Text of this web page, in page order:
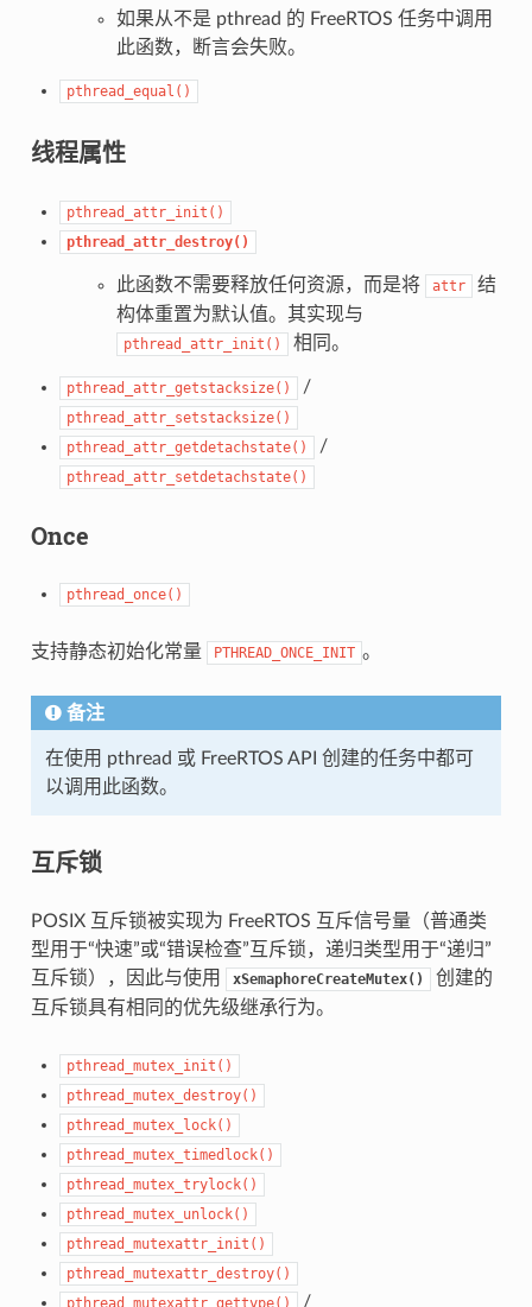
如果从不是 pthread 的 FreeRTOS 任务中调用
此函数，断言会失败。
pthread_equal()
线程属性
pthread_attr_init()
pthread_attr_destroy()
此函数不需要释放任何资源，而是将 attr
结
构体重置为默认值。其实现与
pthread_attr_init() 相同。
pthread_attr_getstacksize() /
pthread_attr_setstacksize()
pthread_attr_getdetachstate()
/
pthread_attr_setdetachstate()
Once
pthread_once()
支持静态初始化常量 PTHREAD_ONCE_INIT 。
备注
在使用 pthread 或 FreeRTOS API 创建的任务中都可
以调用此函数。
互斥锁
POSIX 互斥锁被实现为 FreeRTOS 互斥信号量（普通类
型用于“快速”或“错误检查”互斥锁，递归类型用于“递归”
互斥锁），因此与使用
xSemaphoreCreateMutex()
创建的
互斥锁具有相同的优先级继承行为。
pthread_mutex_init()
pthread_mutex_destroy()
pthread_mutex_lock()
pthread_mutex_timedlock()
pthread_mutex_trylock()
pthread_mutex_unlock()
pthread_mutexattr_init()
pthread_mutexattr_destroy()
pthread_mutexattr_gettype()
/